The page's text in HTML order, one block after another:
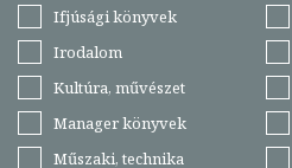
Ifjúsági könyvek
Irodalom
Kultúra, művészet
Manager könyvek
Műszaki, technika